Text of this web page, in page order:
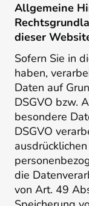
Allgemeine
dieser
Sofern Sie in
haben,
Daten auf
DSGVO bzw.
besondere
DSGVO
die
von Art. 49